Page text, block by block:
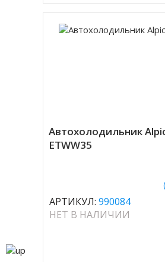
Автохолодильник
ETWW35
АРТИКУЛ: 990084
НЕТ В НАЛИЧИИ